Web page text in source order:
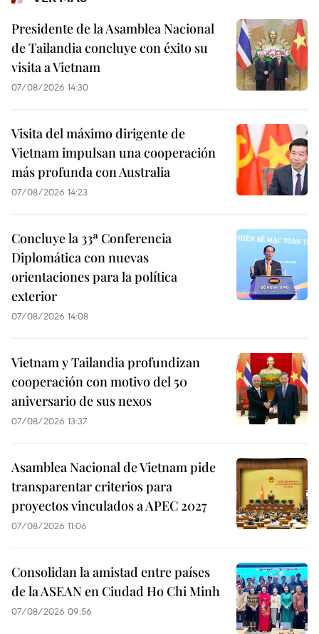
Presidente de la Asamblea Nacional
de Tailandia concluye con éxito su
visita a Vietnam
07/08/2026 14:30
Visita del máximo dirigente de
Vietnam impulsan una cooperación
más profunda con Australia
07/08/2026 14:23
Concluye la 33ª Conferencia
Diplomática con nuevas
orientaciones para la política
exterior
07/08/2026 14:08
Vietnam y Tailandia profundizan
cooperación con motivo del 50
aniversario de sus nexos
07/08/2026 13:37
Asamblea Nacional de Vietnam pide
transparentar criterios para
proyectos vinculados a APEC 2027
07/08/2026 11:06
Consolidan la amistad entre países
de la ASEAN en Ciudad Ho Chi Minh
07/08/2026 09:56